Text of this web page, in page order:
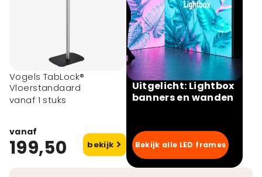
Vogels TabLock®
Vloerstandaard
vanaf 1 stuks
vanaf
199,50 bekijk
Uitgelicht: Lightbox
banners en wanden
Bekijk alle LED frames